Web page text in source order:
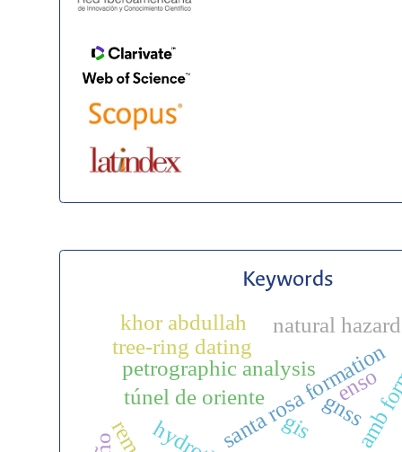
Keywords
santa rosa formation
petrographic analysis
gis
túnel de oriente
tree-ring dating
natural
enso
gnss
khor abdullah